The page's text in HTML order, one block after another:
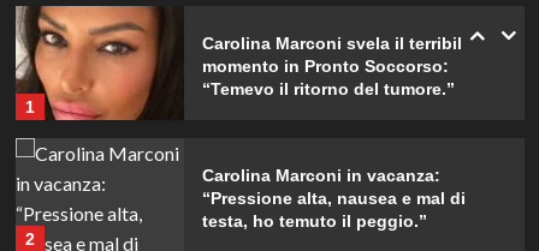
1
Carolina Marconi svela il terribile
momento in Pronto Soccorso:
“Temevo il ritorno del tumore.”
2
Carolina Marconi in vacanza:
“Pressione alta, nausea e mal di
testa, ho temuto il peggio.”